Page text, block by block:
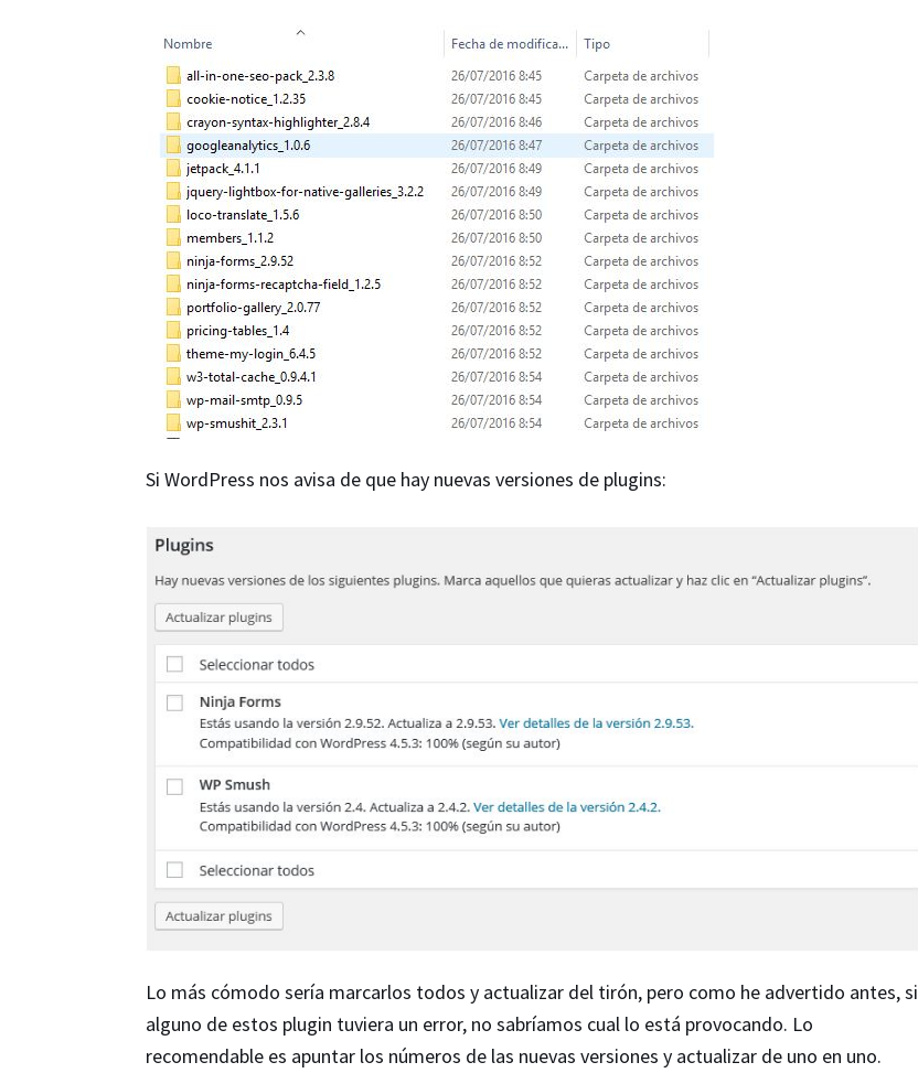
Si WordPress nos avisa de que hay nuevas versiones de plugins:
Lo más cómodo sería marcarlos todos y actualizar del tirón, pero como he advertido antes, si
alguno de estos plugin tuviera un error, no sabríamos cual lo está provocando. Lo
recomendable es apuntar los números de las nuevas versiones y actualizar de uno en uno.